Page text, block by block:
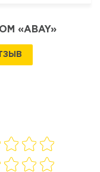
«ABAY»